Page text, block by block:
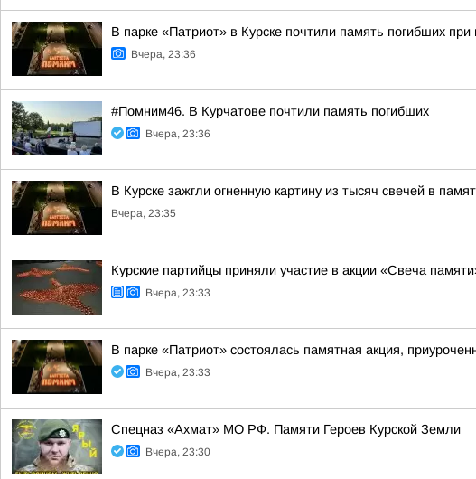
В парке «Патриот» в Курске почтили память погибших
Вчера, 23:36
#Помним46. В Курчатове почтили память погибших
Вчера, 23:36
В Курске зажгли огненную картину из тысяч свечей в
Вчера, 23:35
Курские партийцы приняли участие в акции «Свеча
Вчера, 23:33
В парке «Патриот» состоялась памятная акция,
Вчера, 23:33
Спецназ «Ахмат» МО РФ. Памяти Героев Курской Земли
Вчера, 23:30